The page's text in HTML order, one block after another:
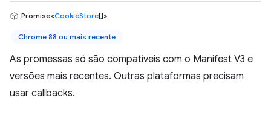
Promise<CookieStore[]>
Chrome 88 ou mais recente
As promessas só são compatíveis com o Manifest V3 e
versões mais recentes. Outras plataformas precisam
usar callbacks.